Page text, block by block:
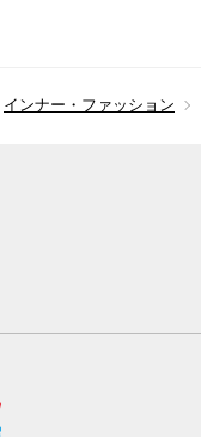
インナー・ファッション